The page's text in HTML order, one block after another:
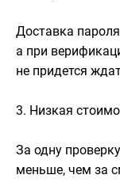
Доставка
а при
не придется
3. Низкая
За одну
меньше, чем за